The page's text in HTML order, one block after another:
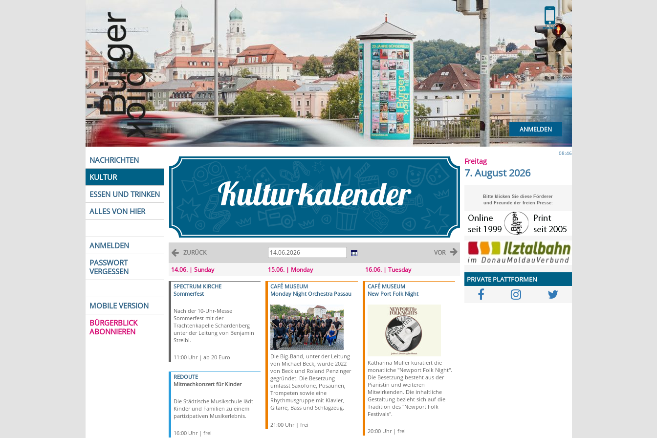
ANMELDEN
NACHRICHTEN
KULTUR
ESSEN UND TRINKEN
ALLES VON HIER
ANMELDEN
PASSWORT
VERGESSEN
MOBILE VERSION
BÜRGERBLICK
ABONNIEREN
ZURÜCK VOR
14.06. | Sunday
SPECTRUM KIRCHE
Sommerfest
Nach der 10-Uhr-Messe
Sommerfest mit der
Trachtenkapelle Schardenberg
unter der Leitung von Benjamin
Streibl.
11:00 Uhr | ab 20 Euro
REDOUTE
Mitmachkonzert für Kinder
Die Städtische Musikschule lädt
Kinder und Familien zu einem
partizipativen Musikerlebnis.
16:00 Uhr | frei
15.06. | Monday
CAFÉ MUSEUM
Monday Night Orchestra Passau
Die Big-Band, unter der Leitung
von Michael Beck, wurde 2022
von Beck und Roland Penzinger
gegründet. Die Besetzung
umfasst Saxofone, Posaunen,
Trompeten sowie eine
Rhythmusgruppe mit Klavier,
Gitarre, Bass und Schlagzeug.
21:00 Uhr | frei
16.06. | Tuesday
CAFÉ MUSEUM
New Port Folk Night
Katharina Müller kuratiert die
monatliche "Newport Folk Night".
Die Besetzung besteht aus der
Pianistin und weiteren
Mitwirkenden. Die inhaltliche
Gestaltung bezieht sich auf die
Tradition des "Newport Folk
Festivals".
20:00 Uhr | frei
08:46
Freitag
7. August 2026
Bitte klicken Sie diese Förderer
und Freunde der freien Presse:
PRIVATE PLATTFORMEN